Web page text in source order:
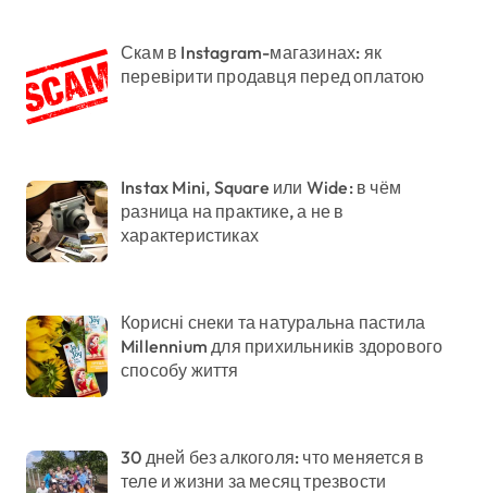
Скам в Instagram-магазинах: як
перевірити продавця перед оплатою
Instax Mini, Square или Wide: в чём
разница на практике, а не в
характеристиках
Корисні снеки та натуральна пастила
Millennium для прихильників здорового
способу життя
30 дней без алкоголя: что меняется в
теле и жизни за месяц трезвости